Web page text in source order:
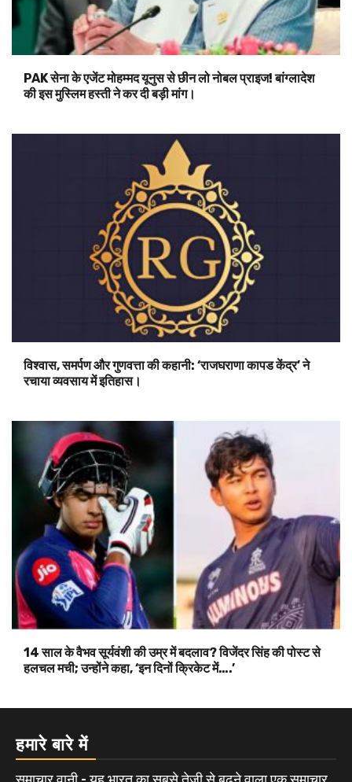
PAK सेना के एजेंट मोहम्मद यूनुस से छीन लो नोबल प्राइज! बांग्लादेश
की इस मुस्लिम हस्ती ने कर दी बड़ी मांग।
विश्वास, समर्पण और गुणवत्ता की कहानी: ‘राजघराणा कापड केंद्र’ ने
रचाया व्यवसाय में इतिहास।
14 साल के वैभव सूर्यवंशी की उम्र में बदलाव? विजेंदर सिंह की पोस्ट से
हलचल मची; उन्होंने कहा, ‘इन दिनों क्रिकेट में….’
हमारे बारे में